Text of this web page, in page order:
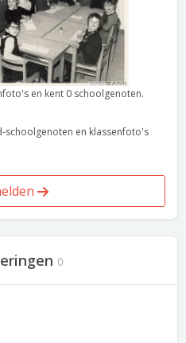
en kent 0 schoolgenoten.
schoolgenoten en klassenfoto's
0